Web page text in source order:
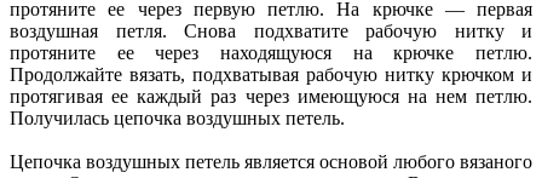
протяните ее через первую петлю. На крючке — первая
воздушная петля. Снова подхватите рабочую нитку и
протяните ее через находящуюся на крючке петлю.
Продолжайте вязать, подхватывая рабочую нитку крючком и
протягивая ее каждый раз через имеющуюся на нем петлю.
Получилась цепочка воздушных петель.
Цепочка воздушных петель является основой любого вязаного